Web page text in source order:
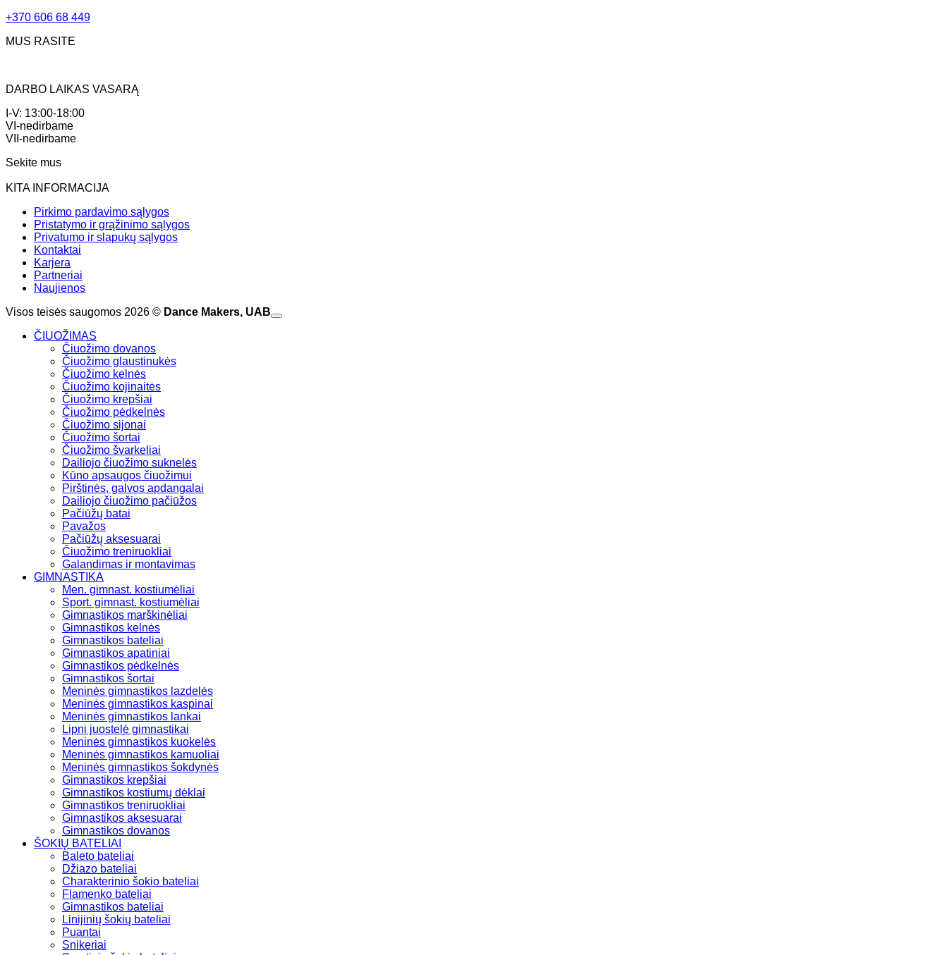
+370 606 68 449
MUS RASITE
DARBO LAIKAS VASARĄ
I-V: 13:00-18:00
VI-nedirbame
VII-nedirbame
Sekite mus
KITA INFORMACIJA
Pirkimo pardavimo sąlygos
Pristatymo ir grąžinimo sąlygos
Privatumo ir slapukų sąlygos
Kontaktai
Karjera
Partneriai
Naujienos
Visos teisės saugomos 2026 © Dance Makers, UAB
ČIUOŽIMAS
Čiuožimo dovanos
Čiuožimo glaustinukės
Čiuožimo kelnės
Čiuožimo kojinaitės
Čiuožimo krepšiai
Čiuožimo pėdkelnės
Čiuožimo sijonai
Čiuožimo šortai
Čiuožimo švarkeliai
Dailiojo čiuožimo suknelės
Kūno apsaugos čiuožimui
Pirštinės, galvos apdangalai
Dailiojo čiuožimo pačiūžos
Pačiūžų batai
Pavažos
Pačiūžų aksesuarai
Čiuožimo treniruokliai
Galandimas ir montavimas
GIMNASTIKA
Men. gimnast. kostiumėliai
Sport. gimnast. kostiumėliai
Gimnastikos marškinėliai
Gimnastikos kelnės
Gimnastikos bateliai
Gimnastikos apatiniai
Gimnastikos pėdkelnės
Gimnastikos šortai
Meninės gimnastikos lazdelės
Meninės gimnastikos kaspinai
Meninės gimnastikos lankai
Lipni juostelė gimnastikai
Meninės gimnastikos kuokelės
Meninės gimnastikos kamuoliai
Meninės gimnastikos šokdynės
Gimnastikos krepšiai
Gimnastikos kostiumų dėklai
Gimnastikos treniruokliai
Gimnastikos aksesuarai
Gimnastikos dovanos
ŠOKIŲ BATELIAI
Baleto bateliai
Džiazo bateliai
Charakterinio šokio bateliai
Flamenko bateliai
Gimnastikos bateliai
Linijinių šokių bateliai
Puantai
Snikeriai